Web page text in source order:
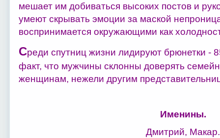
мешает им добиваться высоких постов и
умеют скрывать эмоции за маской
воспринимается окружающими как
Среди спутниц жизни лидируют брюнетки -
факт, что мужчины склонны доверять
женщинам, нежели другим
Именины.
Дмитрий, Макар.